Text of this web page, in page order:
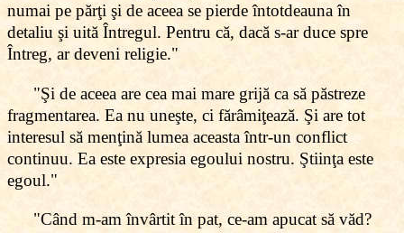
numai pe părţi şi de aceea se pierde întotdeauna în
detaliu şi uită Întregul. Pentru că, dacă s-ar duce spre
Întreg, ar deveni religie."
"Şi de aceea are cea mai mare grijă ca să păstreze
fragmentarea. Ea nu uneşte, ci fărâmiţează. Şi are tot
interesul să menţină lumea aceasta într-un conflict
continuu. Ea este expresia egoului nostru. Ştiinţa este
egoul."
"Când m-am învârtit în pat, ce-am apucat să văd?